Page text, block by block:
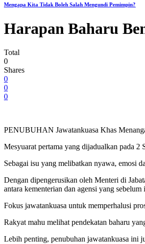
Mengapa Kita Tidak Boleh Salah Mengundi Pemimpin?
Harapan Baharu
Total
0
Shares
0
0
0
PENUBUHAN Jawatankuasa Khas
Mesyuarat pertama yang dijadualkan pada
Sebagai isu yang melibatkan nyawa, emosi
Dengan dipengerusikan oleh Menteri di
antara kementerian dan agensi yang
Fokus jawatankuasa untuk memperhalusi
Rakyat mahu melihat pendekatan baharu
Lebih penting, penubuhan jawatankuasa ini